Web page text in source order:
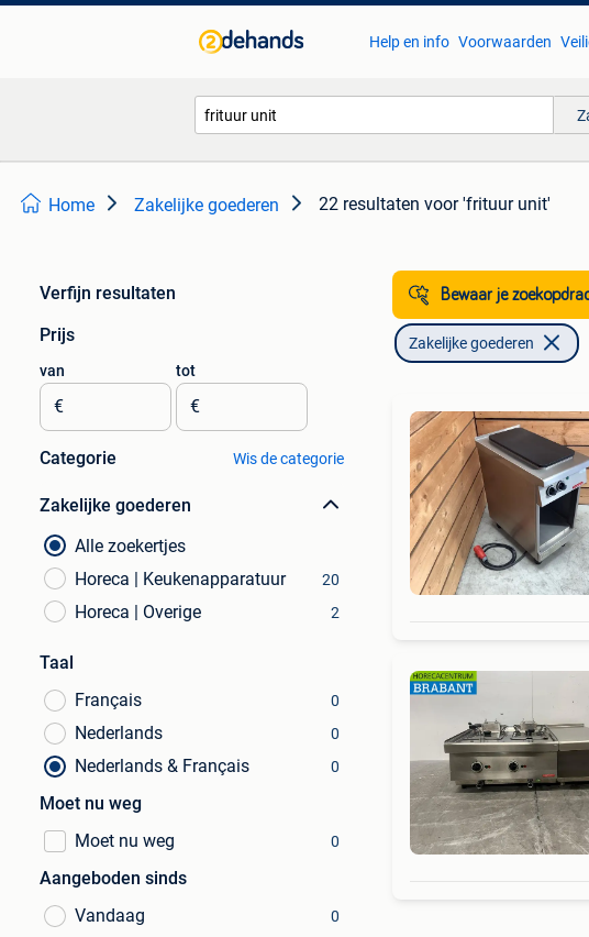
Help en info Voorwaarden
Home Zakelijke goederen 22 resultaten voor 'frituur unit'
Verfijn resultaten
Prijs
van
€
tot
€
Categorie Wis de categorie
Zakelijke goederen
Alle zoekertjes
Horeca | Keukenapparatuur
20
Horeca | Overige 2
Taal
Français
0
Nederlands 0
Nederlands & Français 0
Moet nu weg
Moet nu weg
0
Aangeboden sinds
Vandaag
0
Bewaar je
Zakelijke goederen